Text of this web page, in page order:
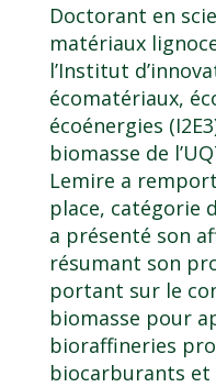
Doctorant en
matériaux
l’Institut
écomatériaux,
écoénergies (I2E3
biomasse de
Lemire a
place, catégorie
a présenté son
résumant son
portant sur le
biomasse pour
bioraffineries
biocarburants